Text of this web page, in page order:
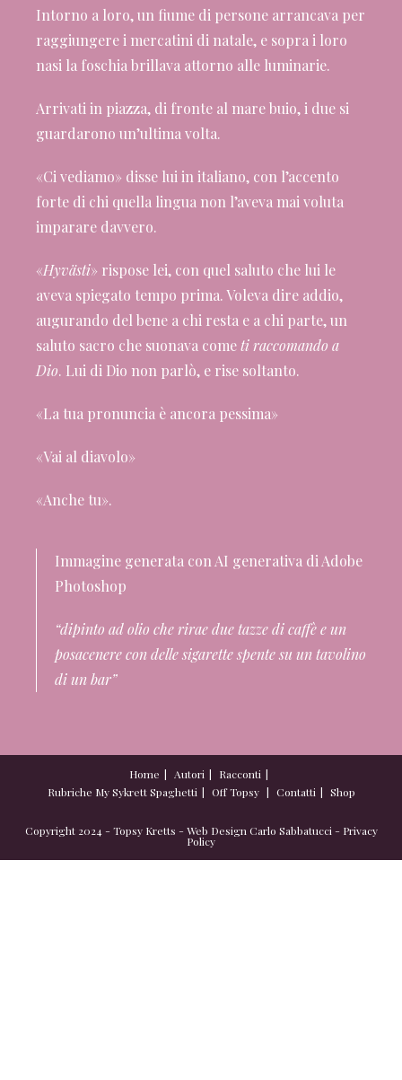
Intorno a loro, un fiume di persone arrancava per
raggiungere i mercatini di natale, e sopra i loro
nasi la foschia brillava attorno alle luminarie.
Arrivati in piazza, di fronte al mare buio, i due si
guardarono un’ultima volta.
«Ci vediamo» disse lui in italiano, con l’accento
forte di chi quella lingua non l’aveva mai voluta
imparare davvero.
«Hyvästi» rispose lei, con quel saluto che lui le
aveva spiegato tempo prima. Voleva dire addio,
augurando del bene a chi resta e a chi parte, un
saluto sacro che suonava cometi raccomando a
Dio. Lui di Dio non parlò, e rise soltanto.
«La tua pronuncia è ancora pessima»
«Vai al diavolo»
«Anche tu».
Immagine generata con AI generativa di Adobe
Photoshop
“dipinto ad olio che rirae due tazze di caffè e un
posacenere con delle sigarette spente su un tavolino
di un bar”
Home Autori
Racconti
Rubriche My Sykrett Spaghetti Off Topsy Contatti Shop
Copyright 2024 - Topsy Kretts - Web Design Carlo Sabbatucci - Privacy
Policy